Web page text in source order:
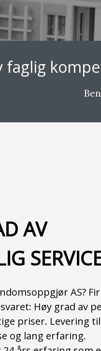
faglig
AV
AS?
Høy grad av
priser. Levering
og lang erfaring.